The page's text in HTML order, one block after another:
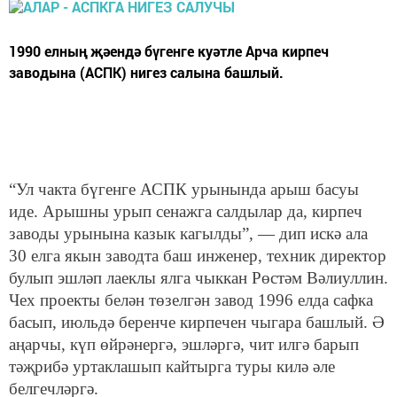
1990 елның җәендә бүгенге куәтле Арча кирпеч
заводына (АСПК) нигез салына башлый.
“Ул чакта бүгенге АСПК урынында арыш басуы
иде. Арышны урып сенажга салдылар да, кирпеч
заводы урынына казык кагылды”, — дип искә ала
30 елга якын заводта баш инженер, техник директор
булып эшләп лаеклы ялга чыккан Рөстәм Вәлиуллин.
Чех проекты белән төзелгән завод 1996 елда сафка
басып, июльдә беренче кирпечен чыгара башлый. Ә
аңарчы, күп өйрәнергә, эшләргә, чит илгә барып
тәҗрибә уртаклашып кайтырга туры килә әле
белгечләргә.